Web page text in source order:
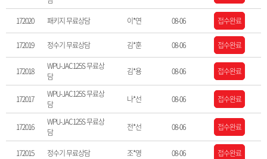
172020 패키지 무료상담 이*연 08-06 접수완료
172019 정수기 무료상담 김*훈 08-06 접수완료
172018
WPU-JAC125S 무료상
담
김*용 08-06 접수완료
172017
WPU-JAC125S 무료상
담
나*선 08-06 접수완료
172016
WPU-JAC125S 무료상
담
전*선 08-06 접수완료
172015 정수기 무료상담 조*영 08-06 접수완료